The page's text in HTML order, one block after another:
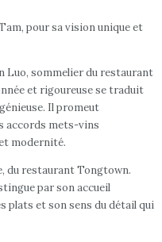
pour sa vision unique et
Luo, sommelier du restaurant
et rigoureuse se traduit
Il promeut
accords mets-vins
modernité.
du restaurant Tongtown.
par son accueil
plats et son sens du détail qui